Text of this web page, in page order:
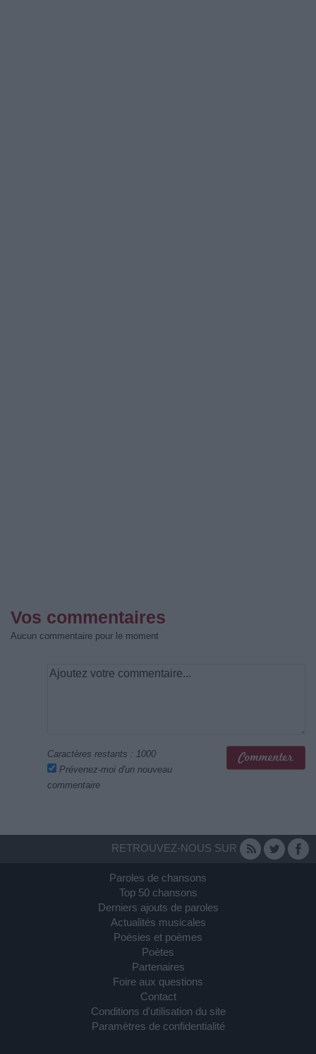
Vos commentaires
Aucun commentaire pour le moment
Caractères restants : 1000
Prévenez-moi d'un nouveau
commentaire
RETROUVEZ-NOUS SUR
Paroles de chansons
Top 50 chansons
Derniers ajouts de paroles
Actualités musicales
Poésies et poèmes
Poètes
Partenaires
Foire aux questions
Contact
Conditions d'utilisation du site
Paramètres de confidentialité